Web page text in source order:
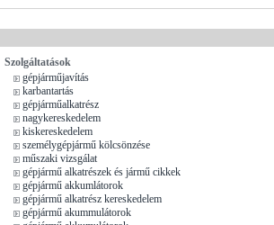
Szolgáltatások
gépjárműjavítás
karbantartás
gépjárműalkatrész
nagykereskedelem
kiskereskedelem
személygépjármű kölcsönzése
műszaki vizsgálat
gépjármű alkatrészek és jármű cikkek
gépjármű akkumlátorok
gépjármű alkatrész kereskedelem
gépjármű akummulátorok